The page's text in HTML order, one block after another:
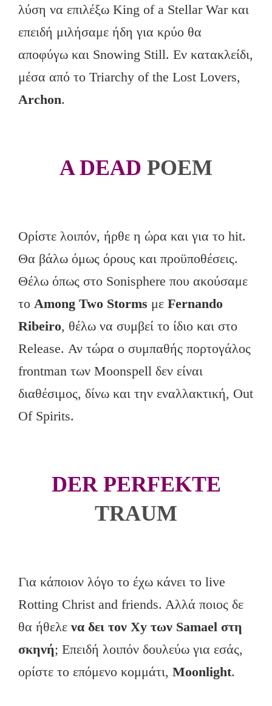
λύση να επιλέξω King of a Stellar War και
επειδή μιλήσαμε ήδη για κρύο θα
αποφύγω και Snowing Still. Εν κατακλείδι,
μέσα από το Triarchy of the Lost Lovers,
Archon.
A DEAD POEM
Ορίστε λοιπόν, ήρθε η ώρα και για το hit.
Θα βάλω όμως όρους και προϋποθέσεις.
Θέλω όπως στο Sonisphere που ακούσαμε
το Among Two Stοrms με Fernando
Ribeiro, θέλω να συμβεί το ίδιο και στο
Release. Αν τώρα ο συμπαθής πορτογάλος
frontman των Moonspell δεν είναι
διαθέσιμος, δίνω και την εναλλακτική, Out
Of Spirits.
DER PERFEKTE
TRAUM
Για κάποιον λόγο το έχω κάνει το live
Rotting Christ and friends. Aλλά ποιος δε
θα ήθελε να δει τον Xy των Samael στη
σκηνή; Επειδή λοιπόν δουλεύω για εσάς,
ορίστε το επόμενο κομμάτι, Moonlight.